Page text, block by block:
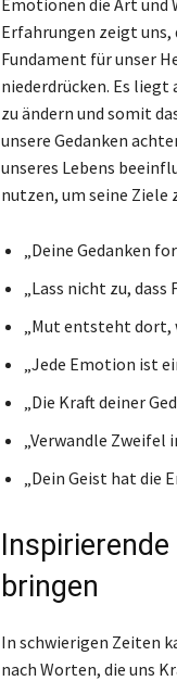
Erfahrungen zeigt uns,
Fundament für unser
niederdrücken. Es
zu ändern und somit
unsere Gedanken
unseres Lebens
nutzen, um seine Ziele
„Deine Gedanken
„Lass nicht zu,
„Mut entsteht dort,
„Jede Emotion ist
„Die Kraft deiner
„Verwandle Zweifel
„Dein Geist hat die
bringen
In schwierigen Zeiten
nach Worten, die uns